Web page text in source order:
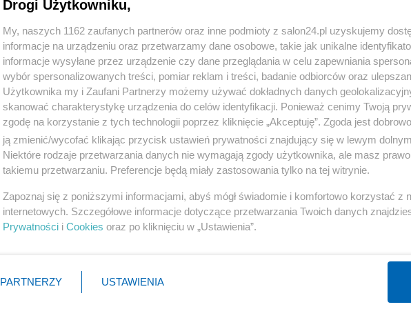
Polityka
Rosja
PiS
Prezydent
NATO
Gospodarka
Biznes
Pieniądze
Centralny Port Komunikacyjny
Inwestycje
Podatki
Drogi Użytkowniku,
My, naszych 1162 zaufanych partnerów oraz inne podmioty z salon24.pl uzyskujemy
informacje na urządzeniu oraz przetwarzamy dane osobowe, takie jak unikalne
informacje wysyłane przez urządzenie czy dane przeglądania w celu zapewniania
wybór spersonalizowanych treści, pomiar reklam i treści, badanie odbiorców oraz
Użytkownika my i Zaufani Partnerzy możemy używać dokładnych danych
skanować charakterystykę urządzenia do celów identyfikacji. Ponieważ cenimy Twoją
zgodę na korzystanie z tych technologii poprzez kliknięcie „Akceptuję”. Zgoda jest
ją zmienić/wycofać klikając przycisk ustawień prywatności znajdujący się w lewym
Niektóre rodzaje przetwarzania danych nie wymagają zgody użytkownika, ale masz
takiemu przetwarzaniu. Preferencje będą miały zastosowania tylko na tej witrynie.
Zapoznaj się z poniższymi informacjami, abyś mógł świadomie i komfortowo korzystać z
internetowych. Szczegółowe informacje dotyczące przetwarzania Twoich danych
Prywatności i Cookies oraz po kliknięciu w „Ustawienia”.
PARTNERZY USTAWIENIA